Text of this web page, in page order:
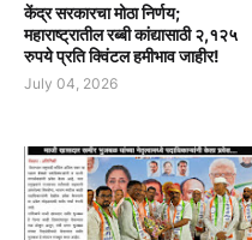
केंद्र सरकारचा मोठा निर्णय;
महाराष्ट्रातील रब्बी कांद्यासाठी २,१२५
रुपये प्रति क्विंटल हमीभाव जाहीर!
July 04, 2026